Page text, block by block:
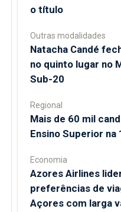
o título
Outras modalidades
Natacha Candé
no quinto lugar no
Sub-20
Regional
Mais de 60 mil
Ensino Superior na
Economia
Azores Airlines
preferências de
Açores com larga